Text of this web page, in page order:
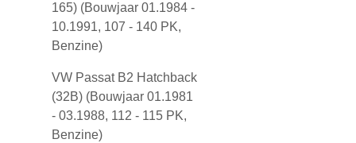
165) (Bouwjaar 01.1984 -
10.1991, 107 - 140 PK,
Benzine)
VW Passat B2 Hatchback
(32B) (Bouwjaar 01.1981
- 03.1988, 112 - 115 PK,
Benzine)